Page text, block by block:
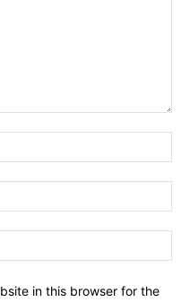
in this browser for the